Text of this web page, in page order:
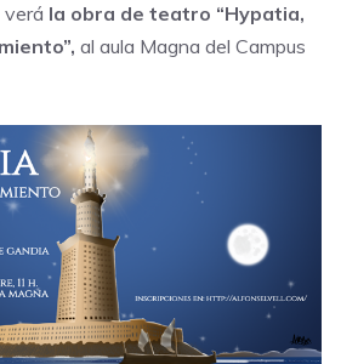
verá la obra de teatro “Hypatia,
al aula Magna del Campus